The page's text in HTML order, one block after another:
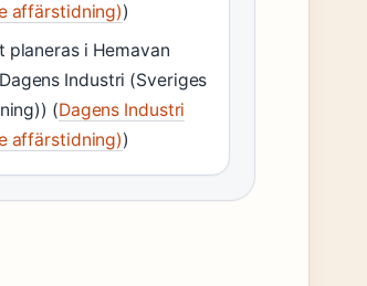
affärstidning))
planeras i Hemavan
Industri (Sveriges
(Dagens Industri
affärstidning))